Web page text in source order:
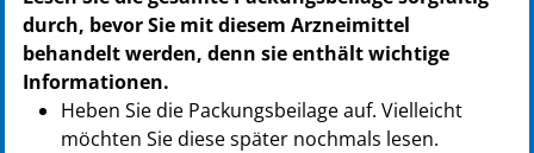
durch, bevor Sie mit diesem Arzneimittel
behandelt werden, denn sie enthält wichtige
Informationen.
Heben Sie die Packungsbeilage auf. Vielleicht
möchten Sie diese später nochmals lesen.